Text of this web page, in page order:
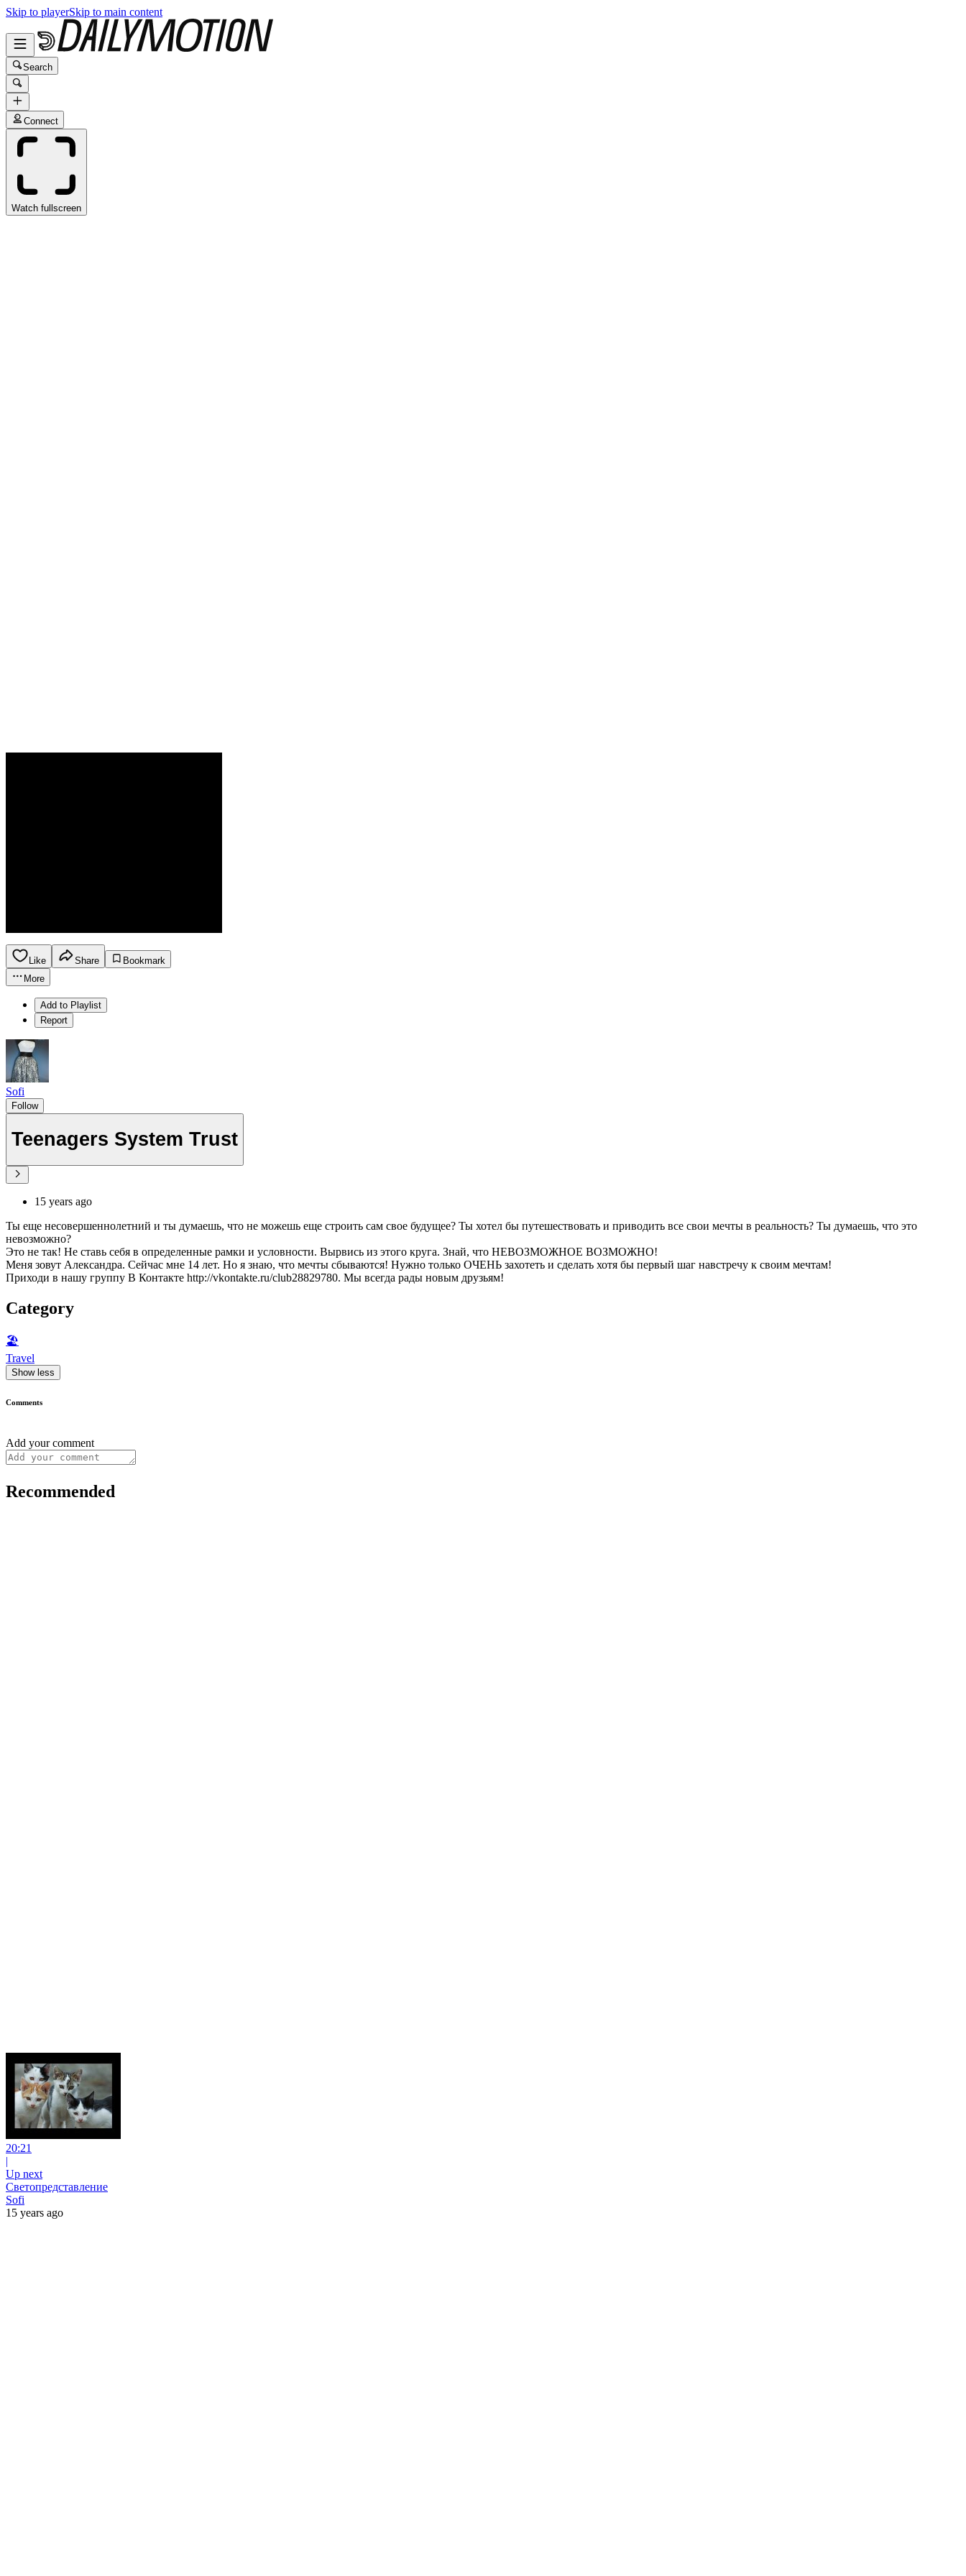
Skip to playerSkip to main content
Search
Connect
Watch fullscreen
Like Share
Bookmark
More
Add to Playlist
Report
Sofi
Follow
Teenagers System Trust
15 years ago
Ты еще несовершеннолетний и ты думаешь, что не можешь еще строить сам свое будущее? Ты хотел бы путешествовать и приводить все свои мечты в реальность? Ты думаешь, что это
невозможно?
Это не так! Не ставь себя в определенные рамки и условности. Вырвись из этого круга. Знай, что НЕВОЗМОЖНОЕ ВОЗМОЖНО!
Меня зовут Александра. Сейчас мне 14 лет. Но я знаю, что мечты сбываются! Нужно только ОЧЕНЬ захотеть и сделать хотя бы первый шаг навстречу к своим мечтам!
Приходи в нашу группу В Контакте http://vkontakte.ru/club28829780. Мы всегда рады новым друзьям!
Category
🏖
Travel
Show less
Comments
Add your comment
Recommended
20:21
|
Up next
Светопредставление
Sofi
15 years ago